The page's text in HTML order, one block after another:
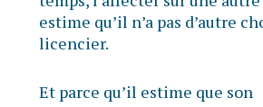
estime qu’il n’a pas d’autre
licencier.
Et parce qu’il estime que son